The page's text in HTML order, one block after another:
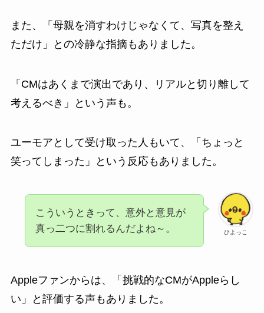
また、「母親を消すわけじゃなくて、写真を整え
ただけ」との冷静な指摘もありました。
「CMはあくまで演出であり、リアルと切り離して
考えるべき」という声も。
ユーモアとして受け取った人もいて、「ちょっと
笑ってしまった」という反応もありました。
ひよっこ
こういうときって、意外と意見が
真っ二つに割れるんだよね～。
Appleファンからは、「挑戦的なCMがAppleらし
い」と評価する声もありました。